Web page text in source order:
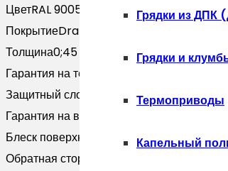
Грядки из ДПК
Грядки и
Термоприводы
Капельный
Drap
TX
RAL
9005
черный
(3м)
ЦветRAL 9005
ПокрытиеDrap TX
Толщина0;45
Гарантия на технические хара
Защитный слой, г/м2
Zn 100-140
Гарантия на внешний вид
Блеск поверхности
Матовая
Обратная сторона